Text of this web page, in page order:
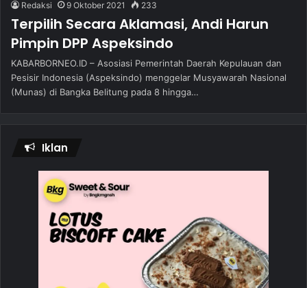
Redaksi 9 Oktober 2021 233
Terpilih Secara Aklamasi, Andi Harun
Pimpin DPP Aspeksindo
KABARBORNEO.ID – Asosiasi Pemerintah Daerah Kepulauan dan
Pesisir Indonesia (Aspeksindo) menggelar Musyawarah Nasional
(Munas) di Bangka Belitung pada 8 hingga…
Iklan